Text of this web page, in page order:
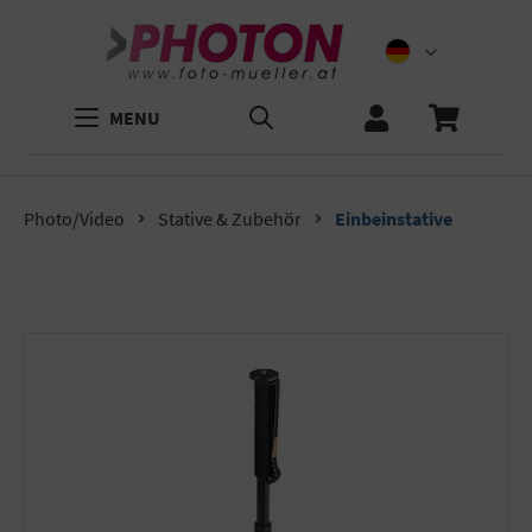
MENU
Photo/Video Stative & Zubehör Einbeinstative